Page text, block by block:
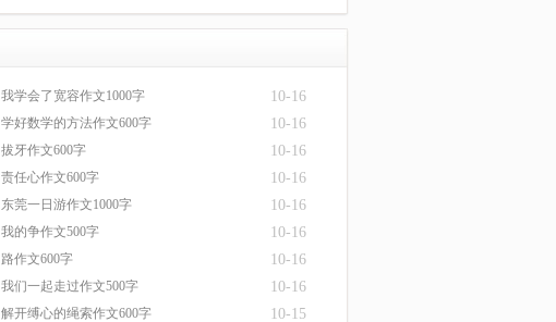
我学会了宽容作文1000字 10-16
学好数学的方法作文600字 10-16
拔牙作文600字 10-16
责任心作文600字 10-16
东莞一日游作文1000字 10-16
我的争作文500字 10-16
路作文600字 10-16
我们一起走过作文500字 10-16
解开缚心的绳索作文600字 10-15